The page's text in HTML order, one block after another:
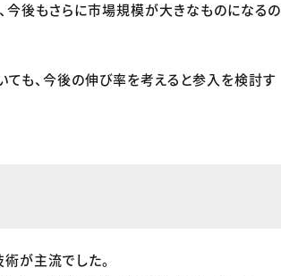
今後もさらに市場規模が大きなものになるの
ても、今後の伸び率を考えると参入を検討す
が主流でした。